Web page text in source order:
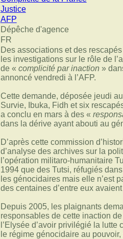
Justice
AFP
Dépêche d'agence
FR
Des associations et des
les investigations sur le rôle de
de « complicité par inaction »
annoncé vendredi à l’AFP.
Cette demande, déposée jeudi
Survie, Ibuka, Fidh et six
a conclu en mars à des «
dans la dérive ayant abouti au
D’après cette commission
d’analyse des archives sur la
l’opération militaro-humanitaire
1994 que des Tutsi, réfugiés
les génocidaires mais elle n’est
des centaines d’entre eux
Depuis 2005, les plaignants
responsables de cette inaction
l’Elysée d’avoir privilégié la
le régime génocidaire au